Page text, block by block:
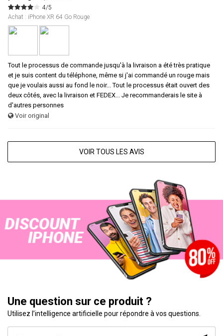
4/5
Achat : iPhone XR 64 Go Rouge
Tout le processus de commande jusqu'à la livraison a été très pratique
et je suis content du téléphone, même si j'ai commandé un rouge mais
que je voulais aussi au fond le noir... Tout le processus était ouvert des
deux côtés, avec la livraison et FEDEX... Je recommanderais le site à
d'autres personnes
Voir original
VOIR TOUS LES AVIS
Une question sur ce produit ?
Utilisez l’intelligence artificielle pour répondre à vos questions.